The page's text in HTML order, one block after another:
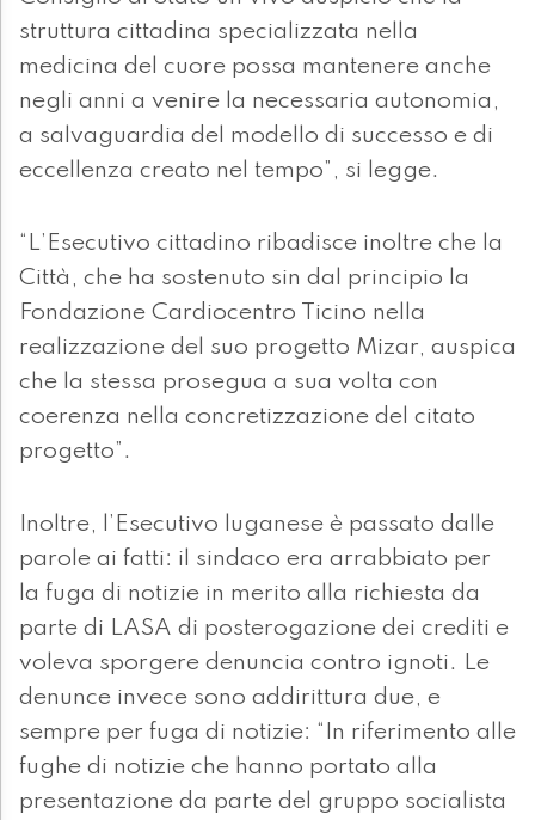
struttura cittadina specializzata nella
medicina del cuore possa mantenere anche
negli anni a venire la necessaria autonomia,
a salvaguardia del modello di successo e di
eccellenza creato nel tempo”, si legge.
“L’Esecutivo cittadino ribadisce inoltre che la
Città, che ha sostenuto sin dal principio la
Fondazione Cardiocentro Ticino nella
realizzazione del suo progetto Mizar, auspica
che la stessa prosegua a sua volta con
coerenza nella concretizzazione del citato
progetto”.
Inoltre, l’Esecutivo luganese è passato dalle
parole ai fatti: il sindaco era arrabbiato per
la fuga di notizie in merito alla richiesta da
parte di LASA di posterogazione dei crediti e
voleva sporgere denuncia contro ignoti. Le
denunce invece sono addirittura due, e
sempre per fuga di notizie: “In riferimento alle
fughe di notizie che hanno portato alla
presentazione da parte del gruppo socialista